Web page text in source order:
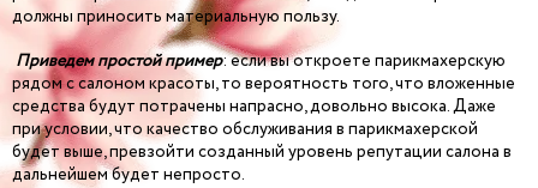
должны приносить материальную пользу.
Приведем простой пример: если вы откроете парикмахерскую
рядом с салоном красоты, то вероятность того, что вложенные
средства будут потрачены напрасно, довольно высока. Даже
при условии, что качество обслуживания в парикмахерской
будет выше, превзойти созданный уровень репутации салона в
дальнейшем будет непросто.